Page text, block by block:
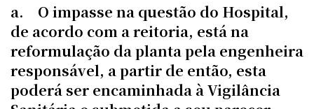
a. O impasse na questão do Hospital,
de acordo com a reitoria, está na
reformulação da planta pela engenheira
responsável, a partir de então, esta
poderá ser encaminhada à Vigilância